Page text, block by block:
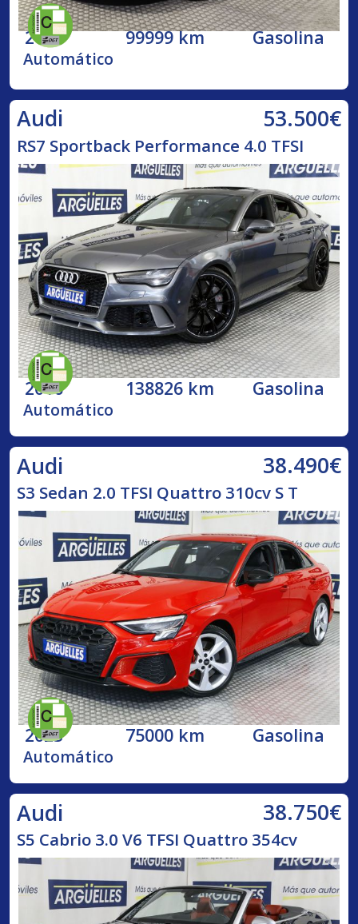
2009 99999 km Gasolina
Automático
Audi 53.500€
RS7 Sportback Performance 4.0 TFSI
2016 138826 km Gasolina
Automático
Audi 38.490€
S3 Sedan 2.0 TFSI Quattro 310cv S T
2023 75000 km Gasolina
Automático
Audi 38.750€
S5 Cabrio 3.0 V6 TFSI Quattro 354cv